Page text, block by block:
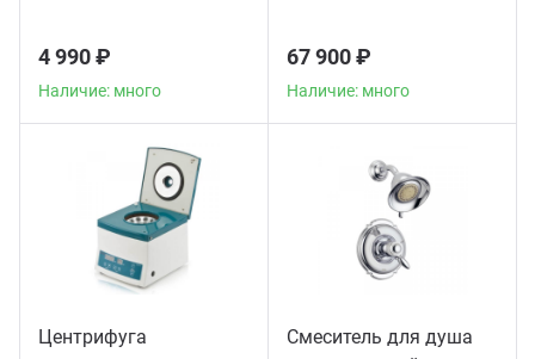
4 990 ₽
Наличие: много
67 900 ₽
Наличие: много
Центрифуга
Смеситель для душа